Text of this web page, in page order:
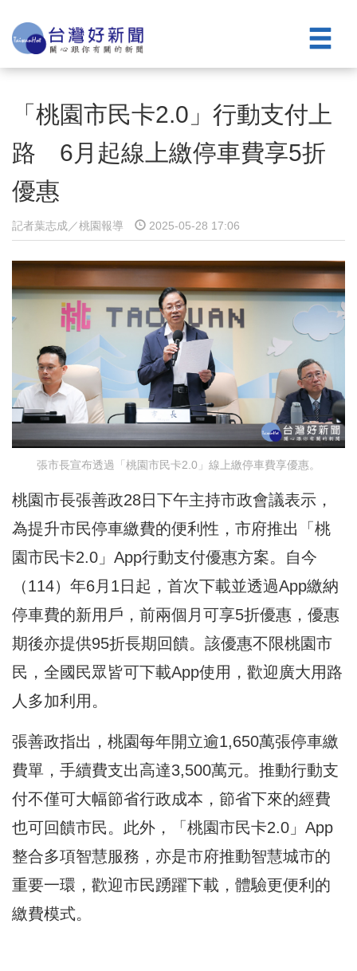
「桃園市民卡2.0」行動支付上
路 6月起線上繳停車費享5折
優惠
記者葉志成／桃園報導 2025-05-28 17:06
張市長宣布透過「桃園市民卡2.0」線上繳停車費享優惠。
桃園市長張善政28日下午主持市政會議表示，
為提升市民停車繳費的便利性，市府推出「桃
園市民卡2.0」App行動支付優惠方案。自今
（114）年6月1日起，首次下載並透過App繳納
停車費的新用戶，前兩個月可享5折優惠，優惠
期後亦提供95折長期回饋。該優惠不限桃園市
民，全國民眾皆可下載App使用，歡迎廣大用路
人多加利用。
張善政指出，桃園每年開立逾1,650萬張停車繳
費單，手續費支出高達3,500萬元。推動行動支
付不僅可大幅節省行政成本，節省下來的經費
也可回饋市民。此外，「桃園市民卡2.0」App
整合多項智慧服務，亦是市府推動智慧城市的
重要一環，歡迎市民踴躍下載，體驗更便利的
繳費模式。